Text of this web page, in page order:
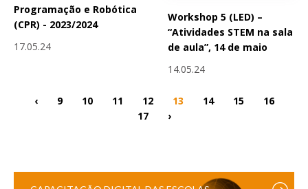
Programação e Robótica
(CPR) - 2023/2024
17.05.24
Workshop 5 (LED) –
“Atividades STEM na sala
de aula”, 14 de maio
14.05.24
‹ 9 10 11 12 13 14 15
16
17
›